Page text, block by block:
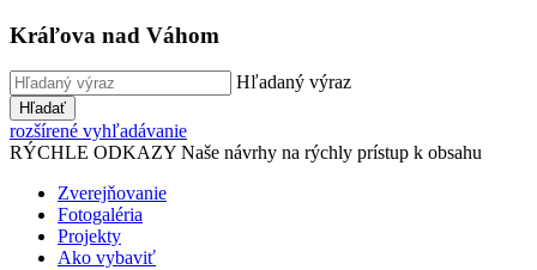
Kráľova nad Váhom
Hľadaný výraz
Hľadať
rozšírené vyhľadávanie
RÝCHLE ODKAZY Naše návrhy na rýchly prístup k obsahu
Zverejňovanie
Fotogaléria
Projekty
Ako vybaviť